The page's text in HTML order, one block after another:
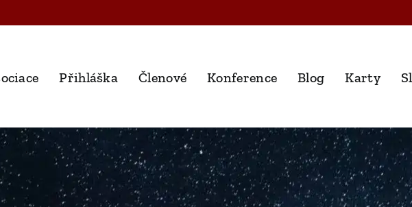
Přihláška Členové Konference Blog Karty